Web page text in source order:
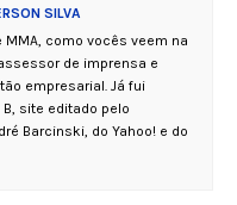
SILVA
MMA, como vocês veem na
de imprensa e
empresarial. Já fui
site editado pelo
Barcinski, do Yahoo! e do